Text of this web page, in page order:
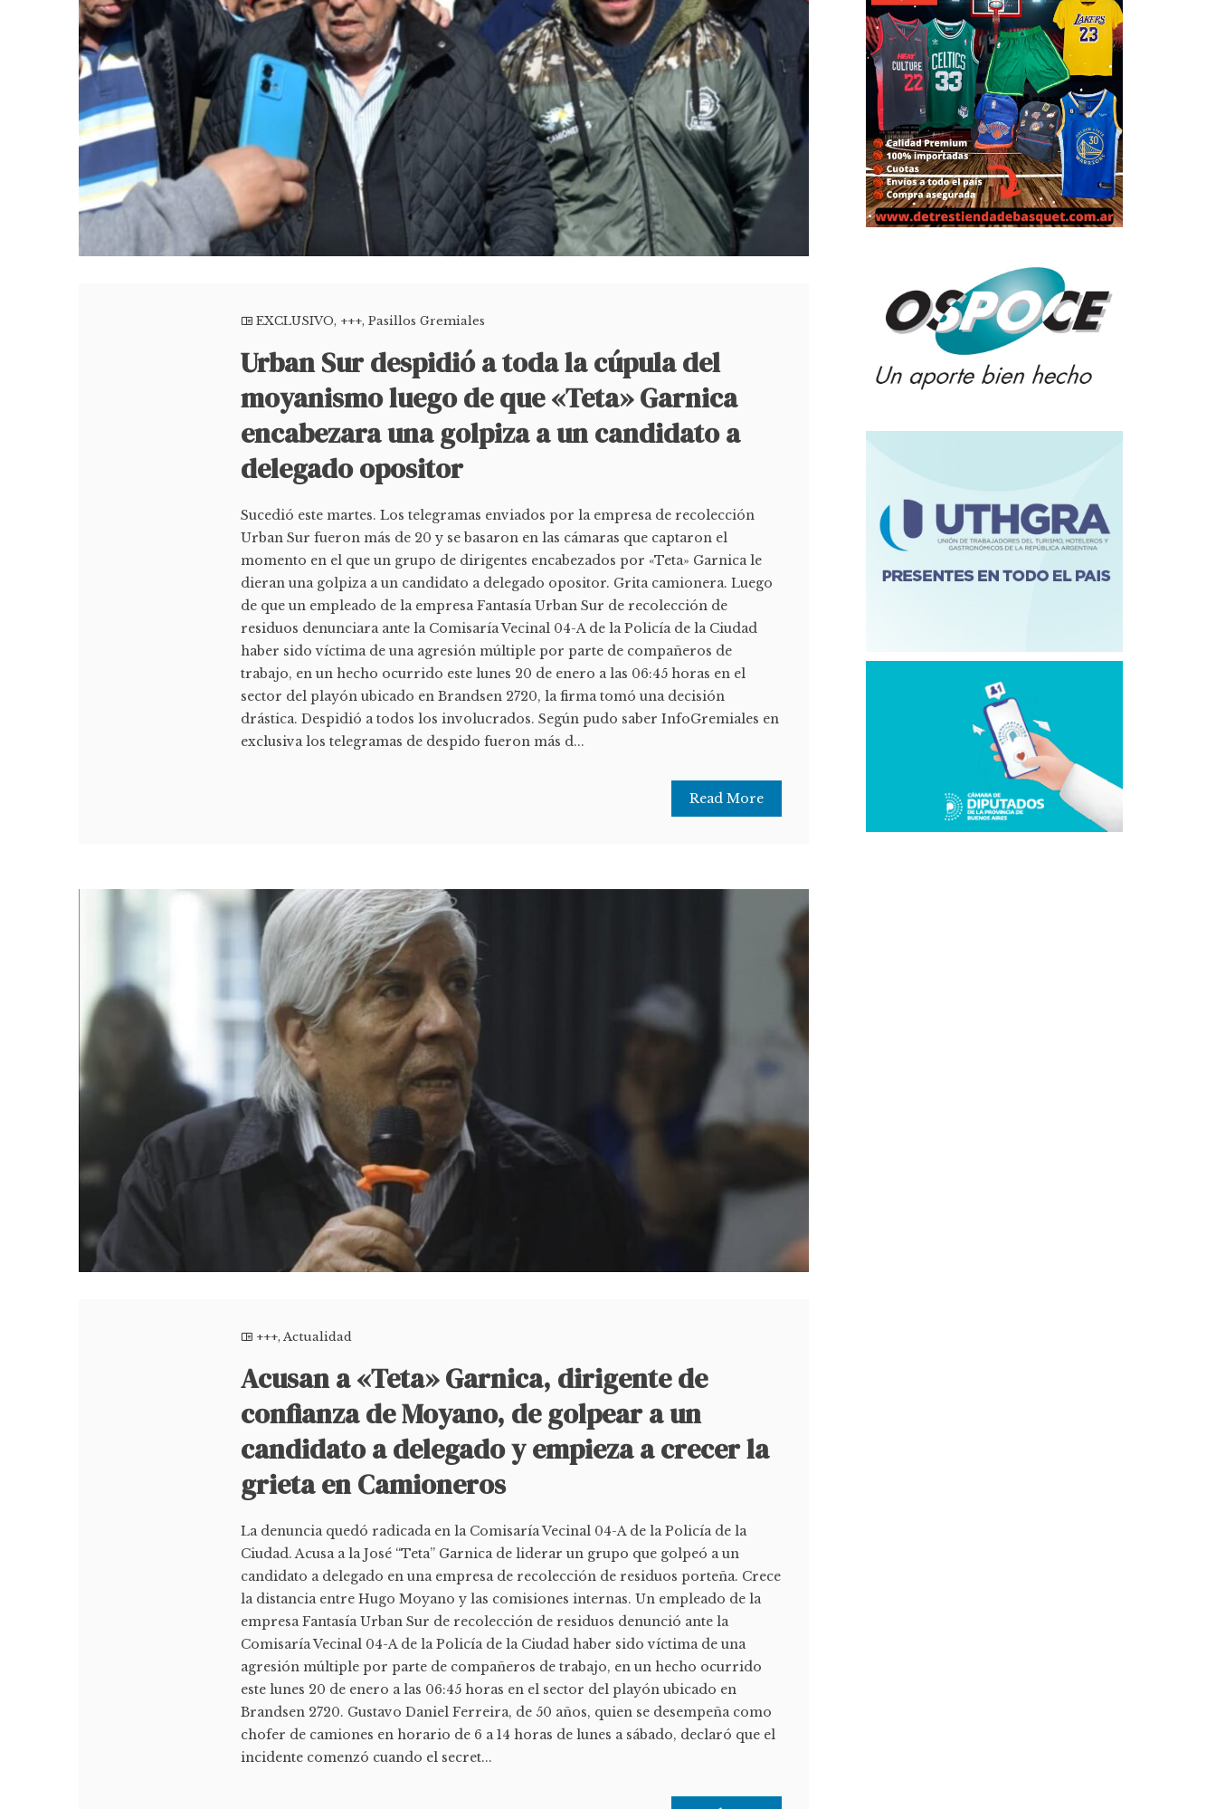
EXCLUSIVO, +++,Pasillos Gremiales
Urban Sur despidió a toda la cúpula del
moyanismo luego de que «Teta» Garnica
encabezara una golpiza a un candidato a
delegado opositor
Sucedió este martes. Los telegramas enviados por la empresa de recolección
Urban Sur fueron más de 20 y se basaron en las cámaras que captaron el
momento en el que un grupo de dirigentes encabezados por «Teta» Garnica le
dieran una golpiza a un candidato a delegado opositor. Grita camionera. Luego
de que un empleado de la empresa Fantasía Urban Sur de recolección de
residuos denunciara ante la Comisaría Vecinal 04-A de la Policía de la Ciudad
haber sido víctima de una agresión múltiple por parte de compañeros de
trabajo, en un hecho ocurrido este lunes 20 de enero a las 06:45 horas en el
sector del playón ubicado en Brandsen 2720, la firma tomó una decisión
drástica. Despidió a todos los involucrados. Según pudo saber InfoGremiales en
exclusiva los telegramas de despido fueron más d...
Read More
+++,Actualidad
Acusan a «Teta» Garnica, dirigente de
confianza de Moyano, de golpear a un
candidato a delegado y empieza a crecer la
grieta en Camioneros
La denuncia quedó radicada en la Comisaría Vecinal 04-A de la Policía de la
Ciudad. Acusa a la José “Teta” Garnica de liderar un grupo que golpeó a un
candidato a delegado en una empresa de recolección de residuos porteña. Crece
la distancia entre Hugo Moyano y las comisiones internas. Un empleado de la
empresa Fantasía Urban Sur de recolección de residuos denunció ante la
Comisaría Vecinal 04-A de la Policía de la Ciudad haber sido víctima de una
agresión múltiple por parte de compañeros de trabajo, en un hecho ocurrido
este lunes 20 de enero a las 06:45 horas en el sector del playón ubicado en
Brandsen 2720. Gustavo Daniel Ferreira, de 50 años, quien se desempeña como
chofer de camiones en horario de 6 a 14 horas de lunes a sábado, declaró que el
incidente comenzó cuando el secret...